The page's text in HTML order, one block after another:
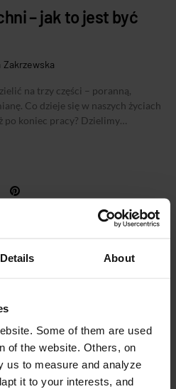
Details About
Some of them are used
of the website. Others, on
us to measure and analyze
it to your interests, and
– jak to jest być
Zakrzewska
na trzy części – poranną,
Co dzieje się w naszych życiach
po koniec pracy? Dzielimy…